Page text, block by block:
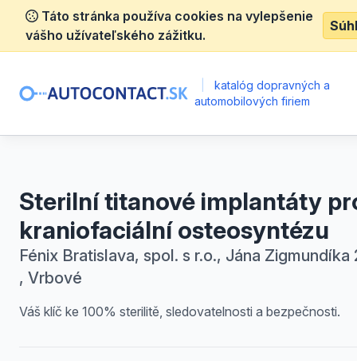
Táto stránka používa cookies na vylepšenie
vášho užívateľského zážitku.
katalóg dopravných a
automobilových firiem
Sterilní titanové implantáty
kraniofaciální osteosyntézu
Fénix Bratislava, spol. s r.o., Jána Zigmundíka
, Vrbové
Váš klíč ke 100% sterilitě, sledovatelnosti a bezpečnosti.